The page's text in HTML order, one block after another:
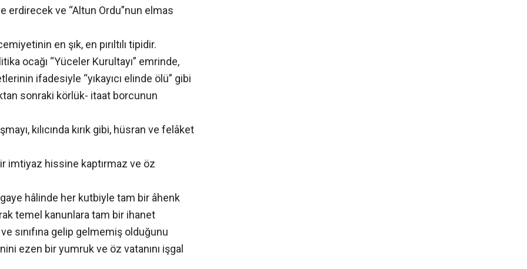
erdirecek ve “Altun Ordu”nun elmas
en şık, en pırıltılı tipidir.
ocağı “Yüceler Kurultayı” emrinde,
ifadesiyle “yıkayıcı elinde ölü” gibi
sonraki körlük- itaat borcunun
kılıcında kırık gibi, hüsran ve felâket
imtiyaz hissine kaptırmaz ve öz
hâlinde her kutbiyle tam bir âhenk
temel kanunlara tam bir ihanet
sınıfına gelip gelmemiş olduğunu
ezen bir yumruk ve öz vatanını işgal